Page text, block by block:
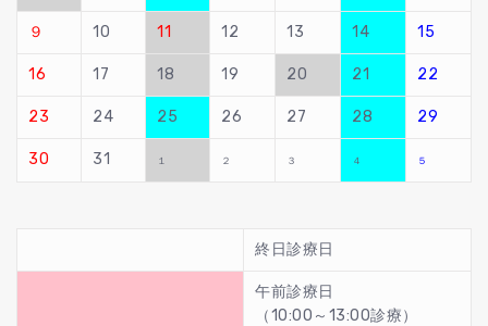
９ 10 11 12 13 14 15
16 17 18 19 20 21 22
23 24 25 26 27 28 29
30 31 １ ２ ３ ４ ５
終日診療日
午前診療日
（10:00～13:00診療）